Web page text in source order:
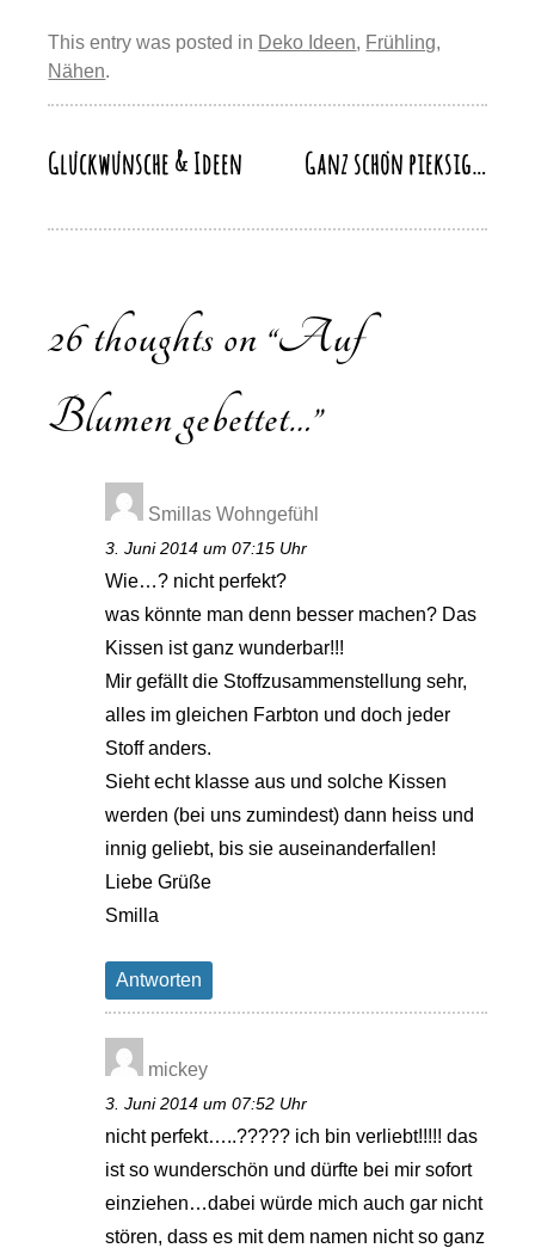
st
b
k
y
d
A
y
Li
k
n
This entry was posted in Deko Ideen, Frühling,
Nähen.
Beitragsnavigation
Glückwünsche & Ideen Ganz schön pieksig…
26 thoughts on “Auf
Blumen gebettet…”
Smillas Wohngefühl
3. Juni 2014 um 07:15 Uhr
Wie…? nicht perfekt?
was könnte man denn besser machen? Das
Kissen ist ganz wunderbar!!!
Mir gefällt die Stoffzusammenstellung sehr,
alles im gleichen Farbton und doch jeder
Stoff anders.
Sieht echt klasse aus und solche Kissen
werden (bei uns zumindest) dann heiss und
innig geliebt, bis sie auseinanderfallen!
Liebe Grüße
Smilla
Antworten
mickey
3. Juni 2014 um 07:52 Uhr
nicht perfekt…..????? ich bin verliebt!!!!! das
ist so wunderschön und dürfte bei mir sofort
einziehen…dabei würde mich auch gar nicht
stören, dass es mit dem namen nicht so ganz